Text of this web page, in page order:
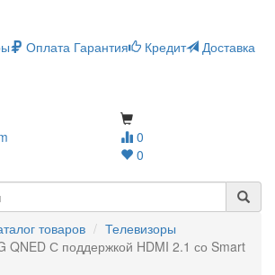
Оплата Гарантия Кредит
Доставка
0
0
товаров
Телевизоры
QNED С поддержкой HDMI 2.1 со Smart